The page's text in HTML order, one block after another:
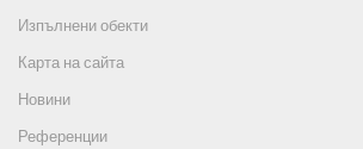
Изпълнени обекти
Карта на сайта
Новини
Референции